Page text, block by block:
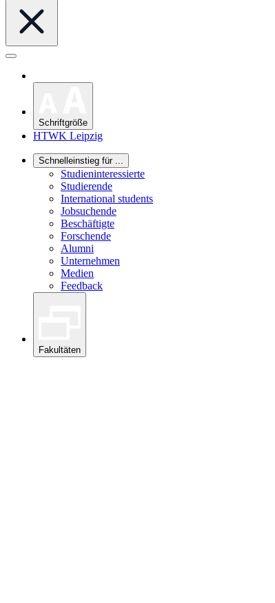
Schriftgröße
HTWK Leipzig
Schnelleinstieg für ...
Studieninteressierte
Studierende
International students
Jobsuchende
Beschäftigte
Forschende
Alumni
Unternehmen
Medien
Feedback
Fakultäten